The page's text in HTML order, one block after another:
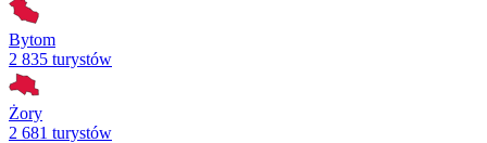
Bytom
2 835 turystów
Żory
2 681 turystów